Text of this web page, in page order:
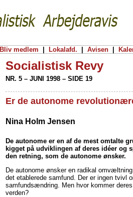
Bliv medlem Lokalafd. Avisen
Socialistisk Revy
NR. 5 – JUNI 1998 – SIDE 19
Er de autonome
Nina Holm Jensen
De autonome er en af de mest omtalte
kigget på udviklingen af deres idéer og
den retning, som de autonome ønsker.
De autonome ønsker en radikal
det etablerede samfund. Der er ingen tvivl
samfundsændring. Men hvor kommer
verden?